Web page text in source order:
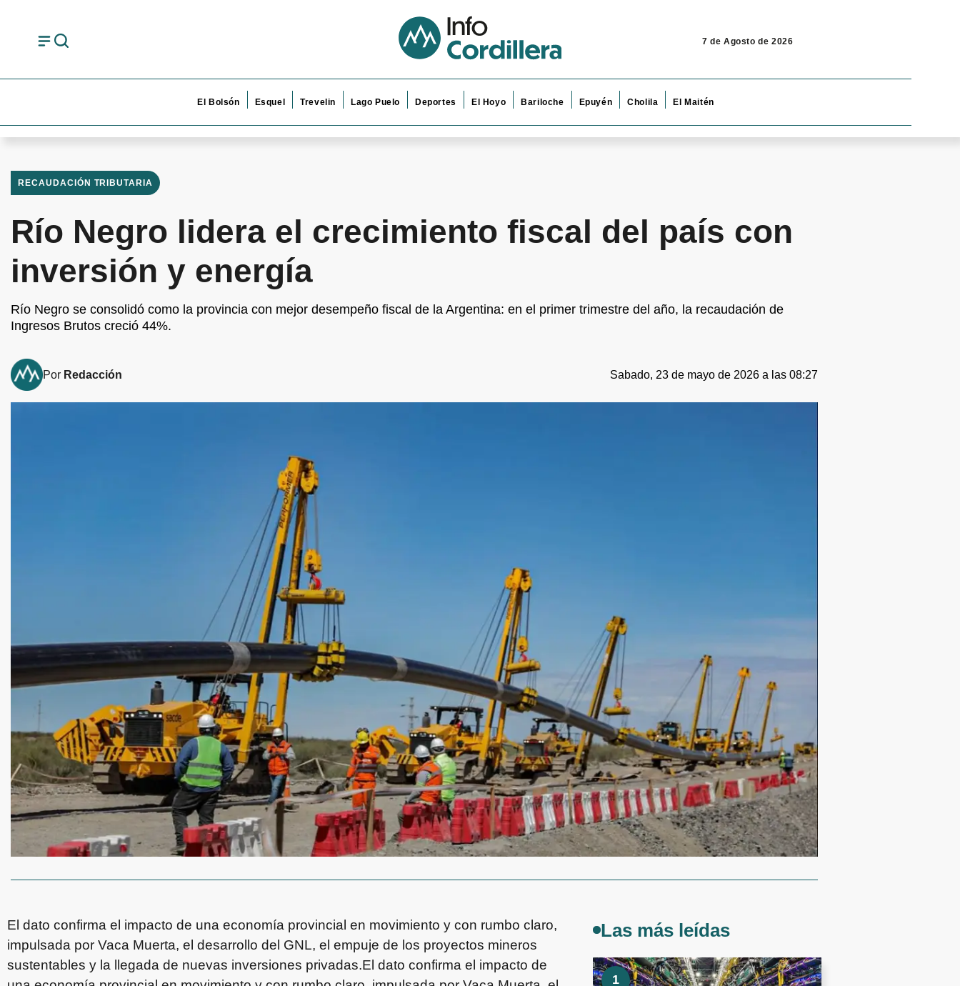
7 de Agosto de 2026
El Bolsón Esquel Trevelin Lago Puelo Deportes El Hoyo Bariloche Epuyén Cholila El Maitén
RECAUDACIÓN TRIBUTARIA
Río Negro lidera el crecimiento fiscal del país con
inversión y energía
Río Negro se consolidó como la provincia con mejor desempeño fiscal de la Argentina: en el primer trimestre del año, la recaudación de
Ingresos Brutos creció 44%.
Por Redacción Sabado, 23 de mayo de 2026 a las 08:27
El dato confirma el impacto de una economía provincial en movimiento y con rumbo claro,
impulsada por Vaca Muerta, el desarrollo del GNL, el empuje de los proyectos mineros
sustentables y la llegada de nuevas inversiones privadas.El dato confirma el impacto de
Las más leídas
1